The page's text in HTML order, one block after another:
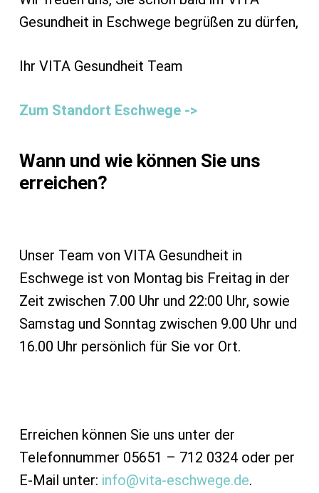
Gesundheit in Eschwege begrüßen zu dürfen,
Ihr VITA Gesundheit Team
Zum Standort Eschwege ->
Wann und wie können Sie uns
erreichen?
Unser Team von VITA Gesundheit in
Eschwege ist von Montag bis Freitag in der
Zeit zwischen 7.00 Uhr und 22:00 Uhr, sowie
Samstag und Sonntag zwischen 9.00 Uhr und
16.00 Uhr persönlich für Sie vor Ort.
Erreichen können Sie uns unter der
Telefonnummer 05651 – 712 0324 oder per
E-Mail unter: info@vita-eschwege.de.